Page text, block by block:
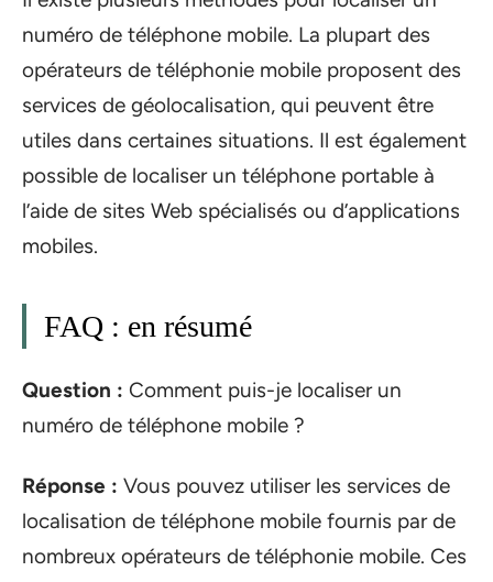
numéro de téléphone mobile. La plupart des
opérateurs de téléphonie mobile proposent des
services de géolocalisation, qui peuvent être
utiles dans certaines situations. Il est également
possible de localiser un téléphone portable à
l’aide de sites Web spécialisés ou d’applications
mobiles.
FAQ : en résumé
Question : Comment puis-je localiser un
numéro de téléphone mobile ?
Réponse : Vous pouvez utiliser les services de
localisation de téléphone mobile fournis par de
nombreux opérateurs de téléphonie mobile. Ces